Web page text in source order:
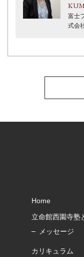
富士
式会
Home
立命館西園寺塾
メッセージ
カリキュラム